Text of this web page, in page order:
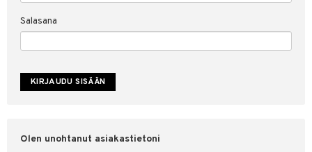
Tuotemerkkejä
Salasana
Olen unohtanut asiakastietoni
myyntiehdot
suojaus